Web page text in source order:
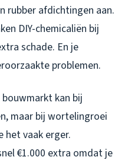
rubber afdichtingen aan.
DIY-chemicaliën bij
schade. En je
problemen.
kan bij
maar bij wortelingroei
het vaak erger.
€1.000 extra omdat je